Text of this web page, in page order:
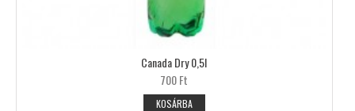
Canada Dry 0,5l
700 Ft
KOSÁRBA